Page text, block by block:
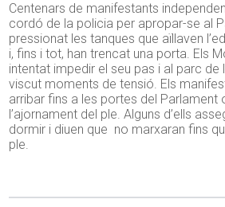
Centenars de manifestants
cordó de la policia per apropar-se al
pressionat les tanques que aïllaven
i, fins i tot, han trencat una porta. Els
intentat impedir el seu pas i al parc de
viscut moments de tensió. Els
arribar fins a les portes del Parlament
l’ajornament del ple. Alguns d’ells
dormir i diuen que no marxaran fins
ple.